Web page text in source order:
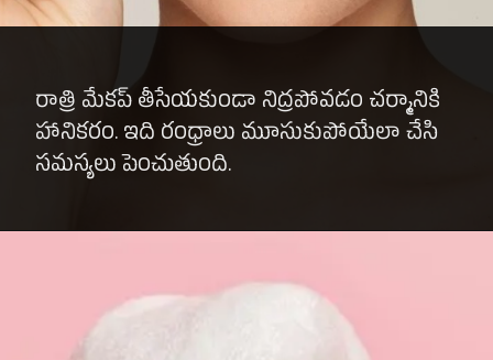
రాత్రి మేకప్ తీసేయకుండా నిద్రపోవడం చర్మానికి
హానికరం. ఇది రంధ్రాలు మూసుకుపోయేలా చేసి
సమస్యలు పెంచుతుంది.